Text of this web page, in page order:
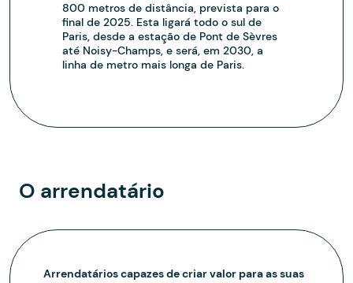
800 metros de distância, prevista para o
final de 2025. Esta ligará todo o sul de
Paris, desde a estação de Pont de Sèvres
até Noisy-Champs, e será, em 2030, a
linha de metro mais longa de Paris.
O arrendatário
Arrendatários capazes de criar valor para as suas